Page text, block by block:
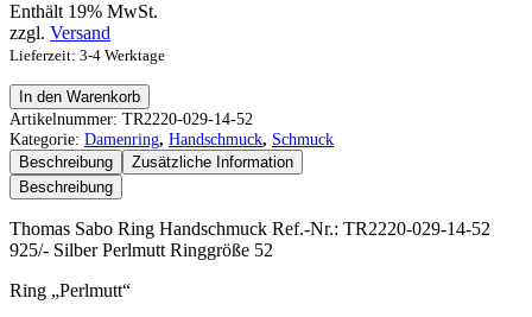
Enthält 19% MwSt.
zzgl. Versand
Lieferzeit: 3-4 Werktage
Thomas
Sabo
Ring
Menge
In den Warenkorb
Artikelnummer: TR2220-029-14-52
Kategorie: Damenring, Handschmuck, Schmuck
Beschreibung
Zusätzliche Information
Beschreibung
Thomas Sabo Ring Handschmuck Ref.-Nr.: TR2220-029-14-52
925/- Silber Perlmutt Ringgröße 52
Ring „Perlmutt“